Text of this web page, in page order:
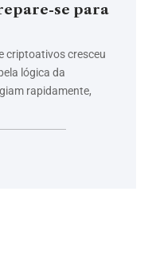
se para
criptoativos cresceu
lógica da
rapidamente,